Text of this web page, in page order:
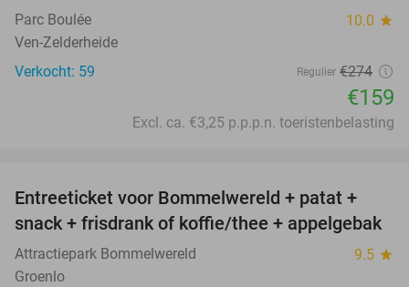
Parc Boulée 10.0 star
Ven-Zelderheide
Verkocht: 59
Regulier €274
€159
Excl. ca. €3,25 p.p.p.n. toeristenbelasting
23%
Entreeticket voor Bommelwereld + patat +
snack + frisdrank of koffie/thee + appelgebak
Attractiepark Bommelwereld 9.5 star
Groenlo